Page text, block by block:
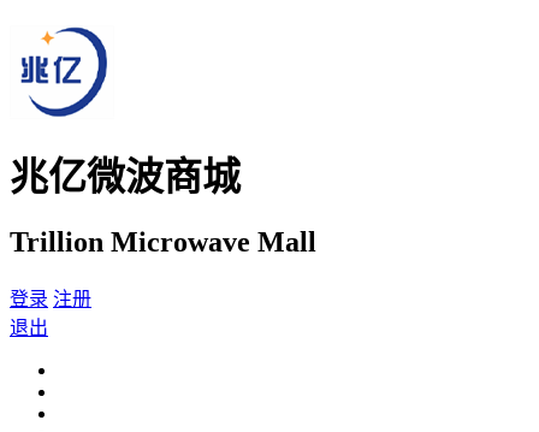
兆亿微波商城
Trillion Microwave Mall
登录 注册
退出